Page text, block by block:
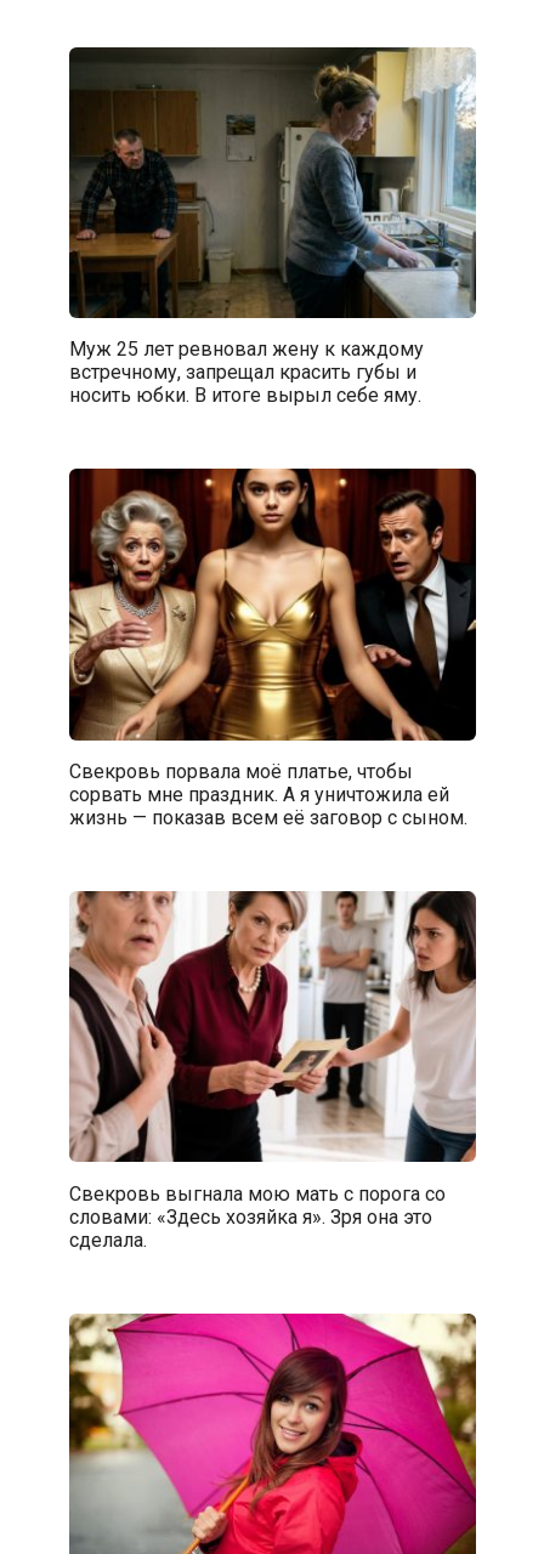
Муж 25 лет ревновал жену к каждому
встречному, запрещал красить губы и
носить юбки. В итоге вырыл себе яму.
Свекровь порвала моё платье, чтобы
сорвать мне праздник. А я уничтожила ей
жизнь — показав всем её заговор с сыном.
Свекровь выгнала мою мать с порога со
словами: «Здесь хозяйка я». Зря она это
сделала.